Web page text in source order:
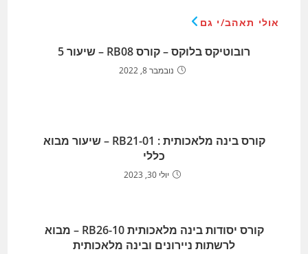
אולי תאהב/י גם
רובוטיקס בלוקס – קורס RB08 – שיעור 5
נובמבר 8, 2022
קורס בינה מלאכותית : RB21-01 – שיעור מבוא
כללי
יולי 30, 2023
קורס יסודות בינה מלאכותית RB26-10 – מבוא
לרשתות ניירונים ובינה מלאכותית